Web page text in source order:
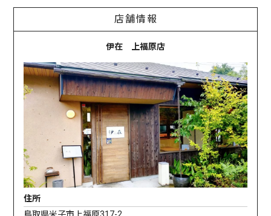
店舗情報
伊在 上福原店
住所